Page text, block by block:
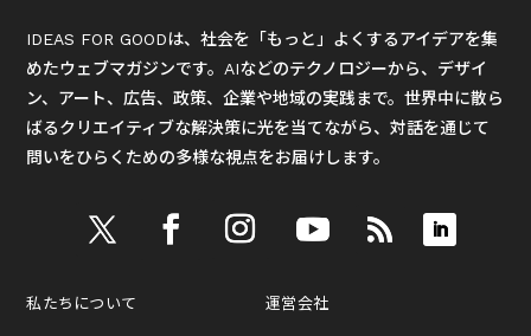
IDEAS FOR GOODは、社会を「もっと」よくするアイデアを集
めたウェブマガジンです。AIなどのテクノロジーから、デザイ
ン、アート、広告、政策、企業や地域の実践まで。世界中に散ら
ばるクリエイティブな解決策に光を当てながら、対話を通じて
問いをひらくための多様な視点をお届けします。
私たちについて 運営会社